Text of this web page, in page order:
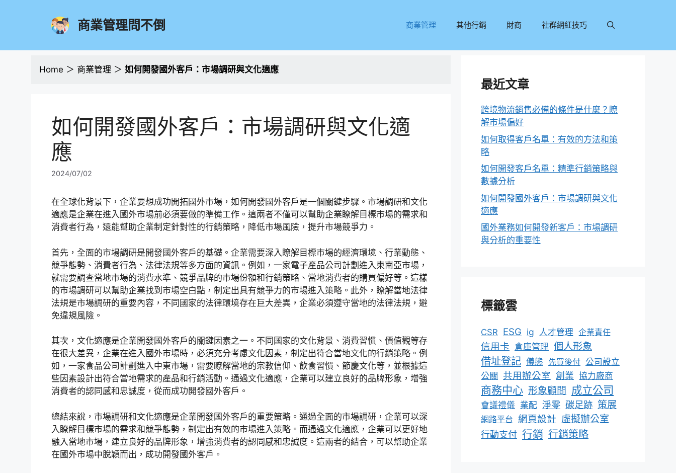
商業管理問不倒 商業管理 其他行銷 財商 社群網紅技巧
Home ＞ 商業管理 ＞ 如何開發國外客戶：市場調研與文化適應
如何開發國外客戶：市場調研與文化適
應
2024/07/02
在全球化背景下，企業要想成功開拓國外市場，如何開發國外客戶是一個關鍵步驟。市場調研和文化
適應是企業在進入國外市場前必須要做的準備工作。這兩者不僅可以幫助企業瞭解目標市場的需求和
消費者行為，還能幫助企業制定針對性的行銷策略，降低市場風險，提升市場競爭力。
首先，全面的市場調研是開發國外客戶的基礎。企業需要深入瞭解目標市場的經濟環境、行業動態、
競爭態勢、消費者行為、法律法規等多方面的資訊。例如，一家電子產品公司計劃進入東南亞市場，
就需要調查當地市場的消費水準、競爭品牌的市場份額和行銷策略、當地消費者的購買偏好等。這樣
的市場調研可以幫助企業找到市場空白點，制定出具有競爭力的市場進入策略。此外，瞭解當地法律
法規是市場調研的重要內容，不同國家的法律環境存在巨大差異，企業必須遵守當地的法律法規，避
免違規風險。
其次，文化適應是企業開發國外客戶的關鍵因素之一。不同國家的文化背景、消費習慣、價值觀等存
在很大差異，企業在進入國外市場時，必須充分考慮文化因素，制定出符合當地文化的行銷策略。例
如，一家食品公司計劃進入中東市場，需要瞭解當地的宗教信仰、飲食習慣、節慶文化等，並根據這
些因素設計出符合當地需求的產品和行銷活動。通過文化適應，企業可以建立良好的品牌形象，增強
消費者的認同感和忠誠度，從而成功開發國外客戶。
總結來說，市場調研和文化適應是企業開發國外客戶的重要策略。通過全面的市場調研，企業可以深
入瞭解目標市場的需求和競爭態勢，制定出有效的市場進入策略。而通過文化適應，企業可以更好地
融入當地市場，建立良好的品牌形象，增強消費者的認同感和忠誠度。這兩者的結合，可以幫助企業
在國外市場中脫穎而出，成功開發國外客戶。
最近文章
跨境物流銷售必備的條件是什麼？瞭
解市場偏好
如何取得客戶名單：有效的方法和策
略
如何開發客戶名單：精準行銷策略與
數據分析
如何開發國外客戶：市場調研與文化
適應
國外業務如何開發新客戶：市場調研
與分析的重要性
標籤雲
CSR ESG ig 人才管理 企業責任
信用卡 倉庫管理 個人形象
借址登記 儀態 先買後付 公司設立
公關 共用辦公室 創業 協力廠商
商務中心 形象顧問 成立公司
會議禮儀 業配 淨零 碳足跡 策展
網路平台 網頁設計 虛擬辦公室
行動支付 行銷 行銷策略